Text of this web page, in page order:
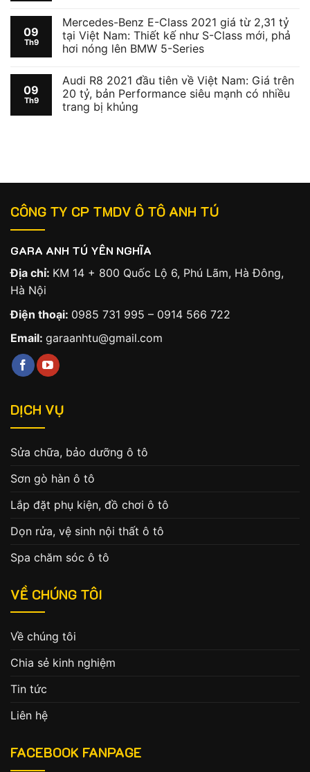
09
Th9
Mercedes-Benz E-Class 2021 giá từ 2,31 tỷ
tại Việt Nam: Thiết kế như S-Class mới, phả
hơi nóng lên BMW 5-Series
09
Th9
Audi R8 2021 đầu tiên về Việt Nam: Giá trên
20 tỷ, bản Performance siêu mạnh có nhiều
trang bị khủng
CÔNG TY CP TMDV Ô TÔ ANH TÚ
GARA ANH TÚ YÊN NGHĨA
Địa chỉ: KM 14 + 800 Quốc Lộ 6, Phú Lãm, Hà Đông,
Hà Nội
Điện thoại: 0985 731 995 – 0914 566 722
Email: garaanhtu@gmail.com
DỊCH VỤ
Sửa chữa, bảo dưỡng ô tô
Sơn gò hàn ô tô
Lắp đặt phụ kiện, đồ chơi ô tô
Dọn rửa, vệ sinh nội thất ô tô
Spa chăm sóc ô tô
VỀ CHÚNG TÔI
Về chúng tôi
Chia sẻ kinh nghiệm
Tin tức
Liên hệ
FACEBOOK FANPAGE